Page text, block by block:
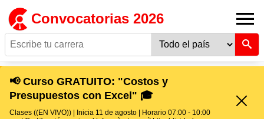
Convocatorias 2026
📢 Curso GRATUITO: "Costos y
Presupuestos con Excel" 🎓
Clases ((EN VIVO)) | Inicia 11 de agosto | Horario 07:00 - 10:00